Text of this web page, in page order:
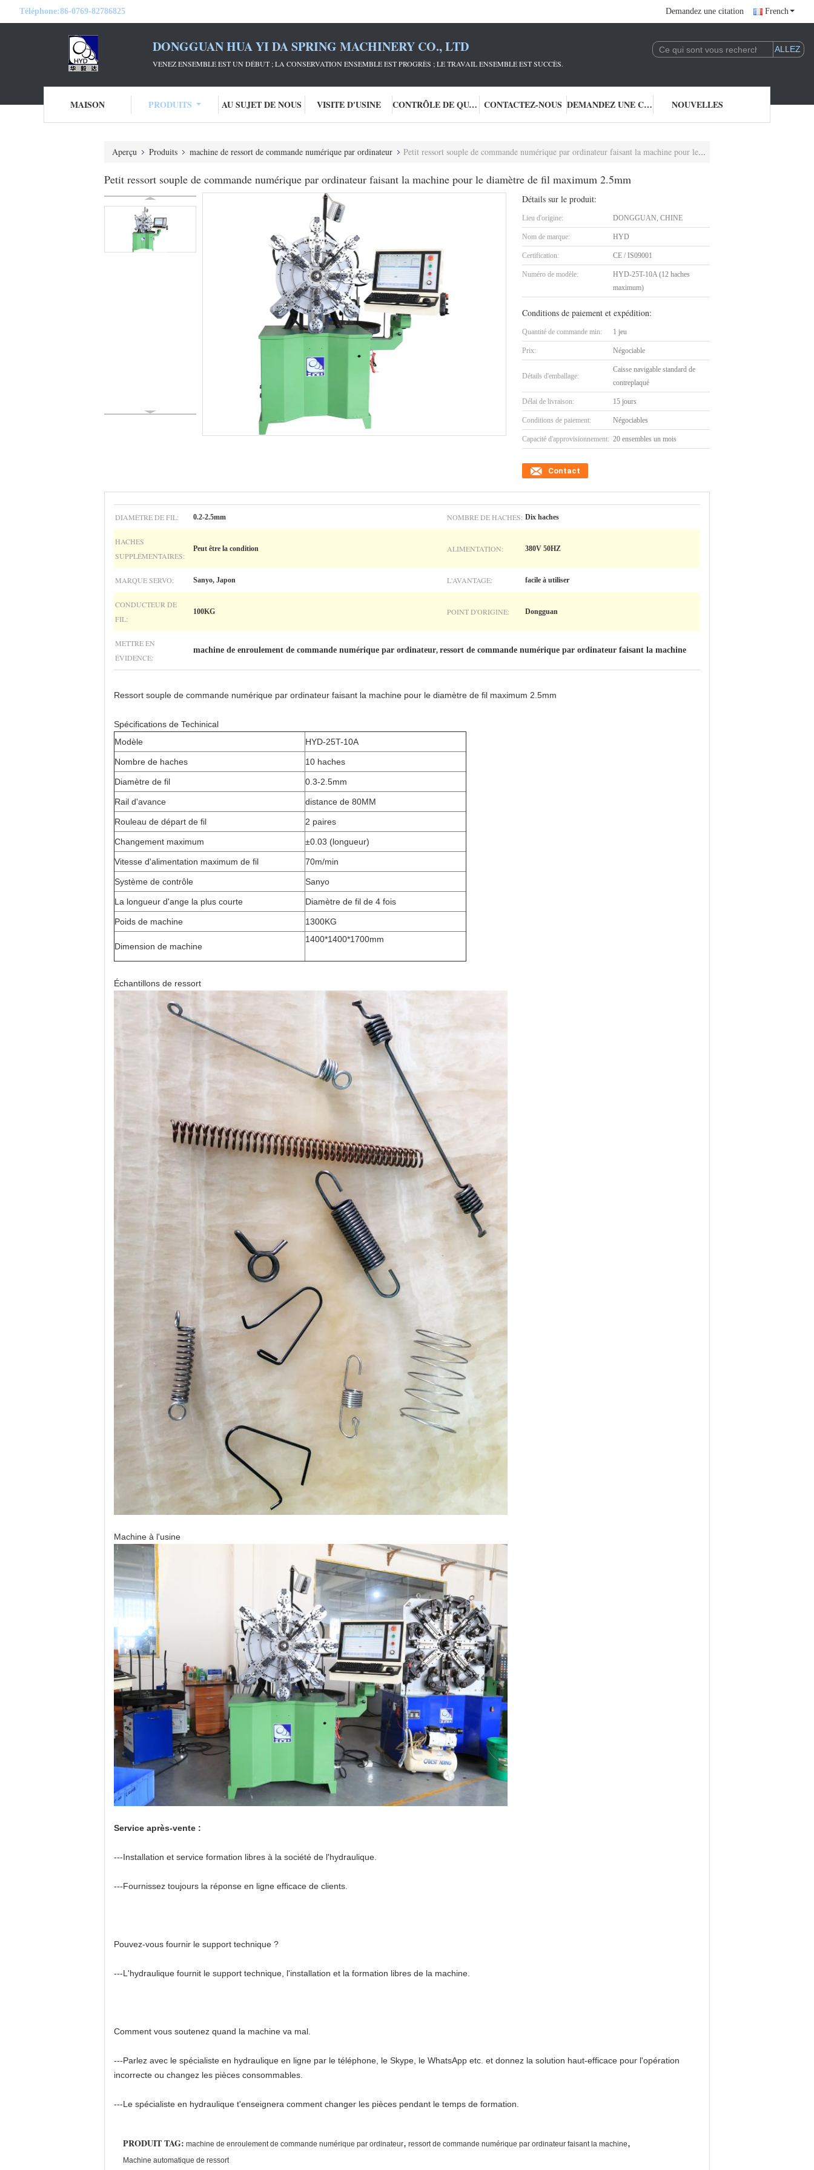
Téléphone:86-0769-82786825 Demandez une citation French
DONGGUAN HUA YI DA SPRING MACHINERY CO., LTD
VENEZ ENSEMBLE EST UN DÉBUT ; LA CONSERVATION ENSEMBLE EST PROGRÈS ; LE TRAVAIL ENSEMBLE EST SUCCÈS.
MAISON PRODUITS AU SUJET DE NOUS VISITE D'USINE CONTRÔLE DE QUALITÉ CONTACTEZ-NOUS DEMANDEZ UNE CITATION NOUVELLES
Aperçu Produits machine de ressort de commande numérique par ordinateur Petit ressort souple de commande numérique par ordinateur faisant la machine pour le diamètre de fil maximum 2.5mm
Petit ressort souple de commande numérique par ordinateur faisant la machine pour le diamètre de fil maximum 2.5mm
Détails sur le produit:
Lieu d'origine: DONGGUAN, CHINE
Nom de marque: HYD
Certification: CE / IS09001
Numéro de modèle:
HYD-25T-10A (12 haches
maximum)
Conditions de paiement et expédition:
Quantité de commande min: 1 jeu
Prix: Négociable
Détails d'emballage:
Caisse navigable standard de
contreplaqué
Délai de livraison: 15 jours
Conditions de paiement: Négociables
Capacité d'approvisionnement: 20 ensembles un mois
Contact
DIAMÈTRE DE FIL: 0.2-2.5mm NOMBRE DE HACHES: Dix haches
HACHES
SUPPLÉMENTAIRES:
Peut être la condition ALIMENTATION: 380V 50HZ
MARQUE SERVO: Sanyo, Japon L'AVANTAGE: facile à utiliser
CONDUCTEUR DE
FIL:
100KG POINT D'ORIGINE: Dongguan
METTRE EN
ÉVIDENCE:
machine de enroulement de commande numérique par ordinateur, ressort de commande numérique par ordinateur faisant la machine
Ressort souple de commande numérique par ordinateur faisant la machine pour le diamètre de fil maximum 2.5mm
Spécifications de Techinical
Modèle
HYD-25T-10A
Nombre de haches 10 haches
Diamètre de fil 0.3-2.5mm
Rail d'avance distance de 80MM
Rouleau de départ de fil 2 paires
Changement maximum ±0.03 (longueur)
Vitesse d'alimentation maximum de fil 70m/min
Système de contrôle Sanyo
La longueur d'ange la plus courte Diamètre de fil de 4 fois
Poids de machine 1300KG
Dimension de machine
1400*1400*1700mm
Échantillons de ressort
Machine à l'usine
Service après-vente :
---Installation et service formation libres à la société de l'hydraulique.
---Fournissez toujours la réponse en ligne efficace de clients.
Pouvez-vous fournir le support technique ?
---L'hydraulique fournit le support technique, l'installation et la formation libres de la machine.
Comment vous soutenez quand la machine va mal.
---Parlez avec le spécialiste en hydraulique en ligne par le téléphone, le Skype, le WhatsApp etc. et donnez la solution haut-efficace pour l'opération
incorrecte ou changez les pièces consommables.
---Le spécialiste en hydraulique t'enseignera comment changer les pièces pendant le temps de formation.
PRODUIT TAG: machine de enroulement de commande numérique par ordinateur, ressort de commande numérique par ordinateur faisant la machine,
Machine automatique de ressort